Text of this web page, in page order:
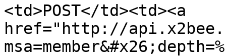
<td>POST</td><td><a
href="http://